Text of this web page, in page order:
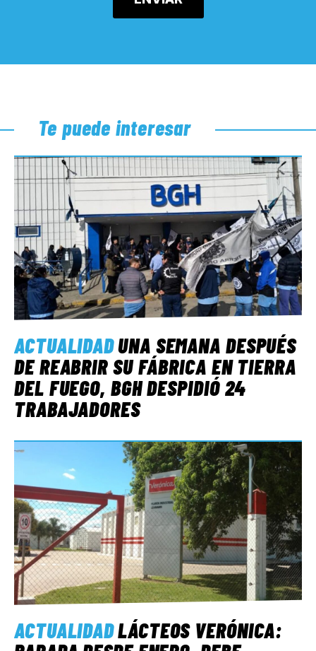
Te puede interesar
ACTUALIDADUNA SEMANA DESPUÉS
DE REABRIR SU FÁBRICA EN TIERRA
DEL FUEGO, BGH DESPIDIÓ 24
TRABAJADORES
ACTUALIDADLÁCTEOS VERÓNICA: